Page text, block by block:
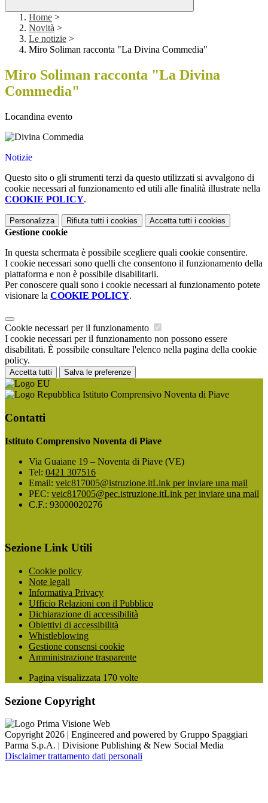
Home >
Novità >
Le notizie >
Miro Soliman racconta "La Divina Commedia"
Miro Soliman racconta "La Divina
Commedia"
Locandina evento
Notizie
Questo sito o gli strumenti terzi da questo utilizzati si avvalgono di
cookie necessari al funzionamento ed utili alle finalità illustrate nella
COOKIE POLICY.
Personalizza Rifiuta tutti i cookies Accetta tutti i cookies
Gestione cookie
In questa schermata è possibile scegliere quali cookie consentire.
I cookie necessari sono quelli che consentono il funzionamento della
piattaforma e non è possibile disabilitarli.
Per conoscere quali sono i cookie necessari al funzionamento potete
visionare la COOKIE POLICY.
Cookie necessari per il funzionamento
I cookie necessari per il funzionamento non possono essere
disabilitati. È possibile consultare l'elenco nella pagina della cookie
policy.
Accetta tutti Salva le preferenze
Istituto Comprensivo Noventa di Piave
Contatti
Istituto Comprensivo Noventa di Piave
Via Guaiane 19 – Noventa di Piave (VE)
Tel: 0421 307516
Email: veic817005@istruzione.itLink per inviare una mail
PEC: veic817005@pec.istruzione.itLink per inviare una mail
C.F.: 93000020276
Sezione Link Utili
Cookie policy
Note legali
Informativa Privacy
Ufficio Relazioni con il Pubblico
Dichiarazione di accessibilità
Obiettivi di accessibilità
Whistleblowing
Gestione consensi cookie
Amministrazione trasparente
Pagina visualizzata 170 volte
Sezione Copyright
Copyright 2026 | Engineered and powered by Gruppo Spaggiari
Parma S.p.A. | Divisione Publishing & New Social Media
Disclaimer trattamento dati personali